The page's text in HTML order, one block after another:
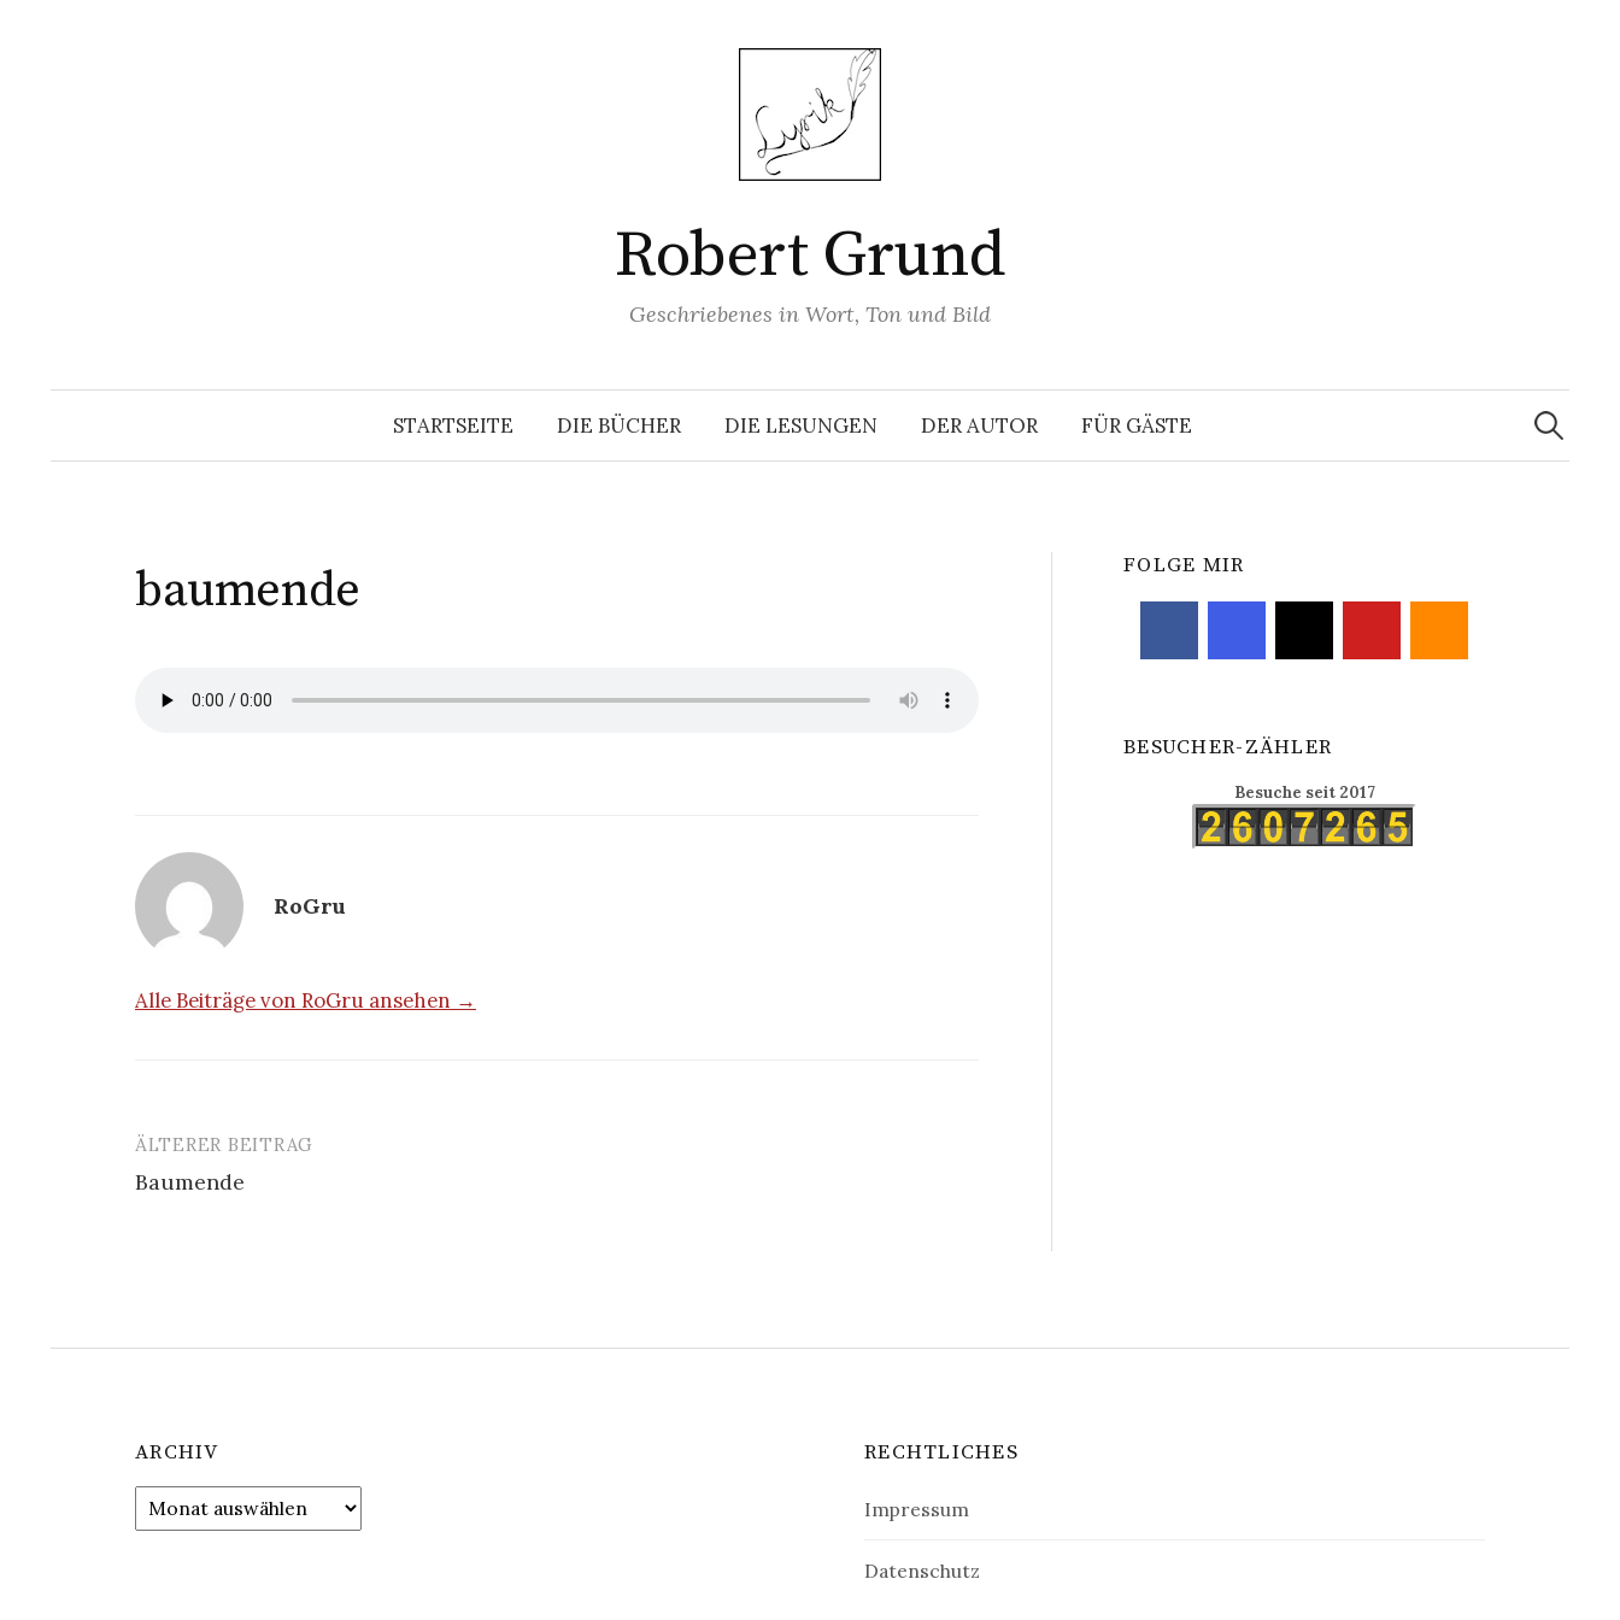
Robert Grund
Geschriebenes in Wort, Ton und Bild
STARTSEITE DIE BÜCHER DIE LESUNGEN DER AUTOR FÜR GÄSTE
Suchen
nach:
baumende
RoGru
Alle Beiträge von RoGru ansehen →
Beitrags-
Navigation
ÄLTERER BEITRAG
Baumende
FOLGE MIR
BESUCHER-ZÄHLER
Besuche seit 2017
ARCHIV
Archiv
RECHTLICHES
Impressum
Datenschutz